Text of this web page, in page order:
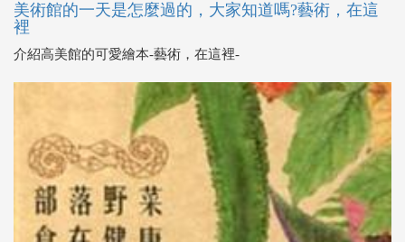
美術館的一天是怎麼過的，大家知道嗎?藝術，在這
裡
介紹高美館的可愛繪本-藝術，在這裡-